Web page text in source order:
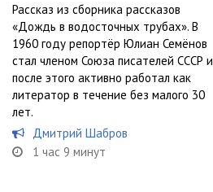
Рассказ из сборника рассказов
«Дождь в водосточных трубах». В
1960 году репортёр Юлиан Семёнов
стал членом Союза писателей СССР и
после этого активно работал как
литератор в течение без малого 30
лет.
Дмитрий Шабров
1 час 9 минут